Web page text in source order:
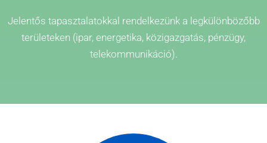
Jelentős tapasztalatokkal rendelkezünk a legkülönbözőbb
területeken (ipar, energetika, közigazgatás, pénzügy,
telekommunikáció).